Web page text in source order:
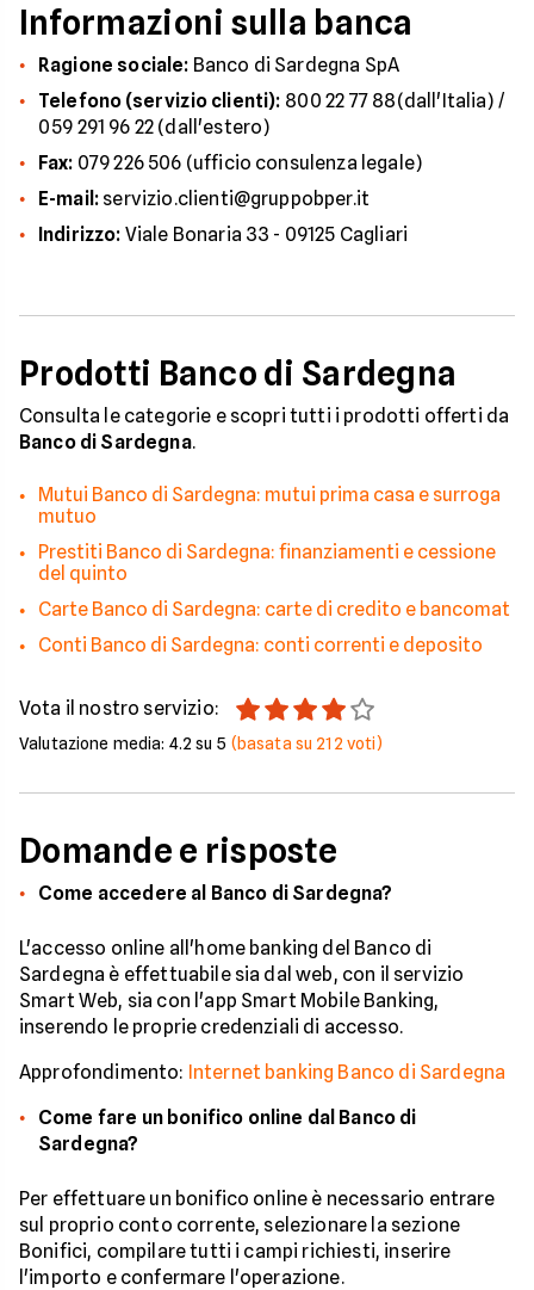
Informazioni sulla banca
Ragione sociale: Banco di Sardegna SpA
Telefono (servizio clienti): 800 22 77 88(dall'Italia) /
059 291 96 22 (dall'estero)
Fax: 079 226 506 (ufficio consulenza legale)
E-mail: servizio.clienti@gruppobper.it
Indirizzo: Viale Bonaria 33 - 09125 Cagliari
Prodotti Banco di Sardegna
Consulta le categorie e scopri tutti i prodotti offerti da
Banco di Sardegna.
Mutui Banco di Sardegna: mutui prima casa e surroga
mutuo
Prestiti Banco di Sardegna: finanziamenti e cessione
del quinto
Carte Banco di Sardegna: carte di credito e bancomat
Conti Banco di Sardegna: conti correnti e deposito
Vota il nostro servizio:
Valutazione media: 4.2 su 5 (basata su 212 voti)
Domande e risposte
Come accedere al Banco di Sardegna?
L'accesso online all'home banking del Banco di
Sardegna è effettuabile sia dal web, con il servizio
Smart Web, sia con l'app Smart Mobile Banking,
inserendo le proprie credenziali di accesso.
Approfondimento: Internet banking Banco di Sardegna
Come fare un bonifico online dal Banco di
Sardegna?
Per effettuare un bonifico online è necessario entrare
sul proprio conto corrente, selezionare la sezione
Bonifici, compilare tutti i campi richiesti, inserire
l'importo e confermare l'operazione.